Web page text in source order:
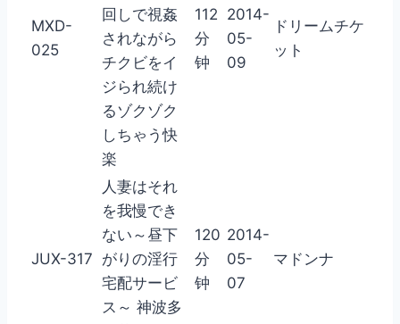
MXD-
025
回しで視姦
されながら
チクビをイ
ジられ続け
るゾクゾク
しちゃう快
楽
112
分
钟
2014-
05-
09
ドリームチケ
ット
JUX-317
人妻はそれ
を我慢でき
ない～昼下
がりの淫行
宅配サービ
ス～ 神波多
120
分
钟
2014-
05-
07
マドンナ